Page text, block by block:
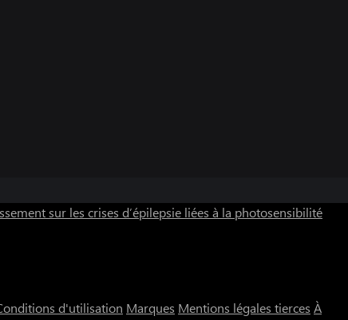
sur les crises d’épilepsie liées à la photosensibilité
d'utilisation Marques Mentions légales tierces À